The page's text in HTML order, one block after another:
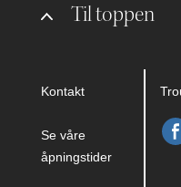
Til toppen
Kontakt
Se våre
åpningstider